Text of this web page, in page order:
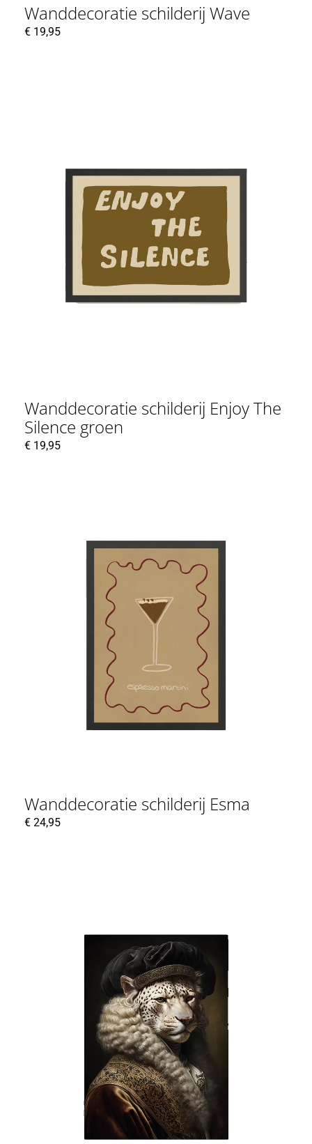
Wanddecoratie schilderij Wave
€ 19,95
Wanddecoratie schilderij Enjoy The
Silence groen
€ 19,95
Wanddecoratie schilderij Esma
€ 24,95